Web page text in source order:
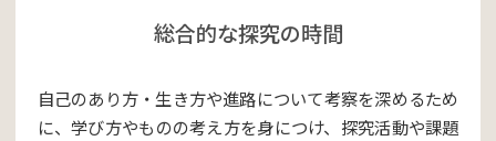
総合的な探究の時間
自己のあり方・生き方や進路について考察を深めるため
に、学び方やものの考え方を身につけ、 探究活動や課題